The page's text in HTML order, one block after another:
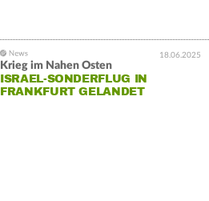
18.06.2025
Krieg im Nahen Osten
ISRAEL-SONDERFLUG IN
FRANKFURT GELANDET